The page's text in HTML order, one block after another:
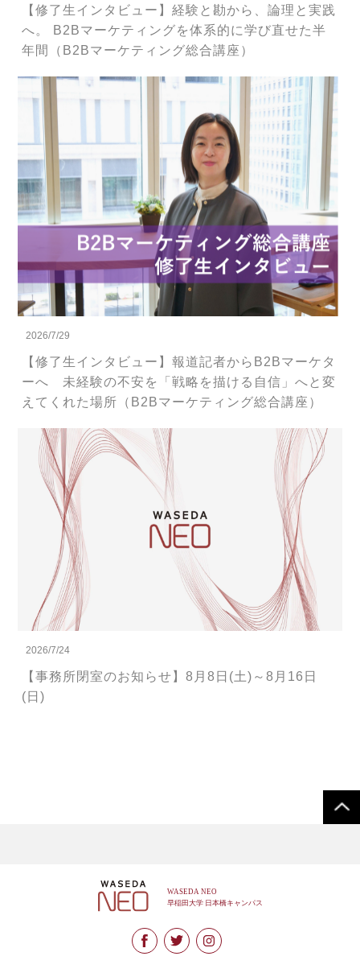
【修了生インタビュー】経験と勘から、論理と実践
へ。 B2Bマーケティングを体系的に学び直せた半
年間（B2Bマーケティング総合講座）
2026/7/29
【修了生インタビュー】報道記者からB2Bマーケタ
ーへ 未経験の不安を「戦略を描ける自信」へと変
えてくれた場所（B2Bマーケティング総合講座）
2026/7/24
【事務所閉室のお知らせ】8月8日(土)～8月16日
(日)